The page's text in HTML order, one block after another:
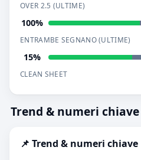
OVER 2.5 (ULTIME)
100%
ENTRAMBE SEGNANO (ULTIME)
15%
CLEAN SHEET
Trend & numeri chiave
📌 Trend & numeri chiave